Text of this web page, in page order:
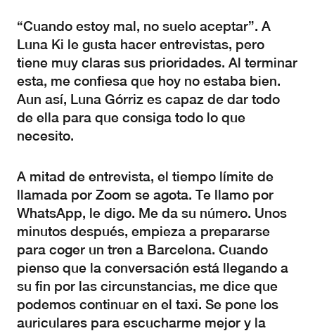
“Cuando estoy mal, no suelo aceptar”. A
Luna Ki le gusta hacer entrevistas, pero
tiene muy claras sus prioridades. Al terminar
esta, me confiesa que hoy no estaba bien.
Aun así, Luna Górriz es capaz de dar todo
de ella para que consiga todo lo que
necesito.
A mitad de entrevista, el tiempo límite de
llamada por Zoom se agota. Te llamo por
WhatsApp, le digo. Me da su número. Unos
minutos después, empieza a prepararse
para coger un tren a Barcelona. Cuando
pienso que la conversación está llegando a
su fin por las circunstancias, me dice que
podemos continuar en el taxi. Se pone los
auriculares para escucharme mejor y la